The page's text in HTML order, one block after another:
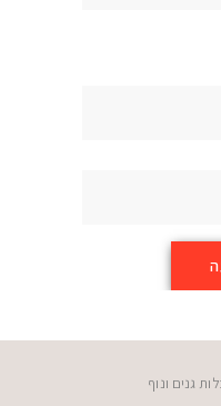
גנים ונוף